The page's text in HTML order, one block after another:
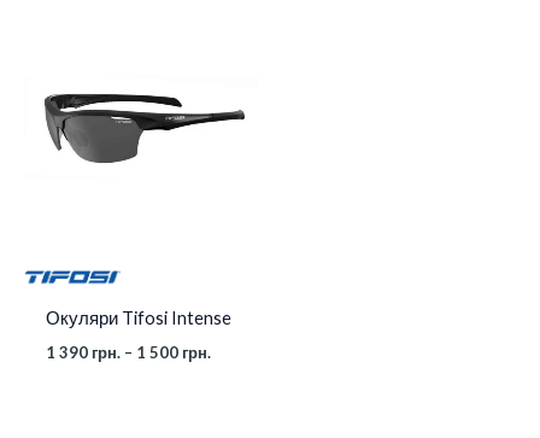
Окуляри Tifosi Intense
1 390 грн. – 1 500 грн.
до